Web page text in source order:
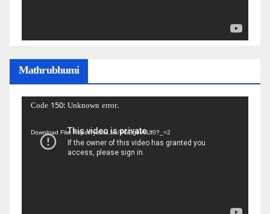
Mathrubhumi
Video
Code 150: Unknown error.
Download File: https://youtu.be/YGEgelAiUf0?_=2